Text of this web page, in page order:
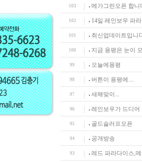
103 메가그린오픈 합니
102 14일 레인보우 파
101 최신업데이트입니
100 지금 용평은 눈이
99 오늘에용평
98 버튼이 용평에....
97 새해맞이...
96 레인보우가 드디어
95 골드슬러프오픈
94 공개방송
93 레드 파라다이스,